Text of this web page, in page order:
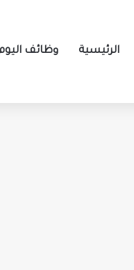
الرئيسية وظائف